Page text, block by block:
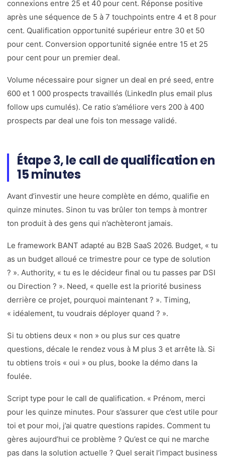
connexions entre 25 et 40 pour cent. Réponse positive
après une séquence de 5 à 7 touchpoints entre 4 et 8 pour
cent. Qualification opportunité supérieur entre 30 et 50
pour cent. Conversion opportunité signée entre 15 et 25
pour cent pour un premier deal.
Volume nécessaire pour signer un deal en pré seed, entre
600 et 1 000 prospects travaillés (LinkedIn plus email plus
follow ups cumulés). Ce ratio s’améliore vers 200 à 400
prospects par deal une fois ton message validé.
Étape 3, le call de qualification en
15 minutes
Avant d’investir une heure complète en démo, qualifie en
quinze minutes. Sinon tu vas brûler ton temps à montrer
ton produit à des gens qui n’achèteront jamais.
Le framework BANT adapté au B2B SaaS 2026. Budget, « tu
as un budget alloué ce trimestre pour ce type de solution
? ». Authority, « tu es le décideur final ou tu passes par DSI
ou Direction ? ». Need, « quelle est la priorité business
derrière ce projet, pourquoi maintenant ? ». Timing,
« idéalement, tu voudrais déployer quand ? ».
Si tu obtiens deux « non » ou plus sur ces quatre
questions, décale le rendez vous à M plus 3 et arrête là. Si
tu obtiens trois « oui » ou plus, booke la démo dans la
foulée.
Script type pour le call de qualification. « Prénom, merci
pour les quinze minutes. Pour s’assurer que c’est utile pour
toi et pour moi, j’ai quatre questions rapides. Comment tu
gères aujourd’hui ce problème ? Qu’est ce qui ne marche
pas dans la solution actuelle ? Quel serait l’impact business